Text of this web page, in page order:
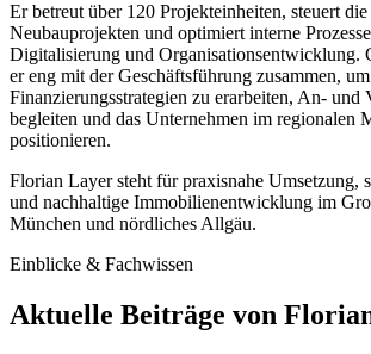
Er betreut über 120 Projekteinheiten, steuert
Neubauprojekten und optimiert interne
Digitalisierung und Organisationsentwicklung.
er eng mit der Geschäftsführung zusammen, um
Finanzierungsstrategien zu erarbeiten, An- und
begleiten und das Unternehmen im regionalen
positionieren.
Florian Layer steht für praxisnahe Umsetzung,
und nachhaltige Immobilienentwicklung im
München und nördliches Allgäu.
Einblicke & Fachwissen
Aktuelle Beiträge von